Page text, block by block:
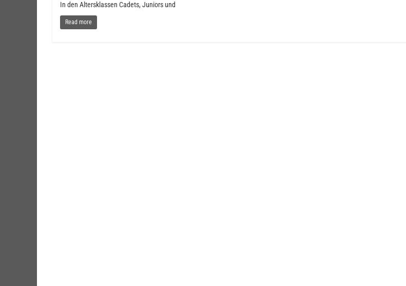
In den Altersklassen Cadets, Juniors und
Read more